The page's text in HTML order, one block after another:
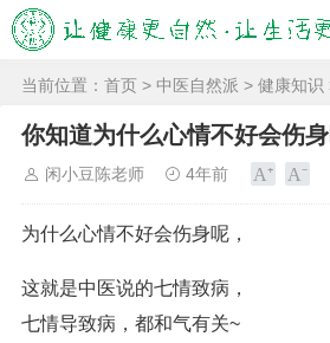
当前位置： 首页 > 中医自然派 > 健康知识
你知道为什么心情不好会伤
闲小豆陈老师 4年前
为什么心情不好会伤身呢，
这就是中医说的七情致病，
七情导致病，都和气有关~